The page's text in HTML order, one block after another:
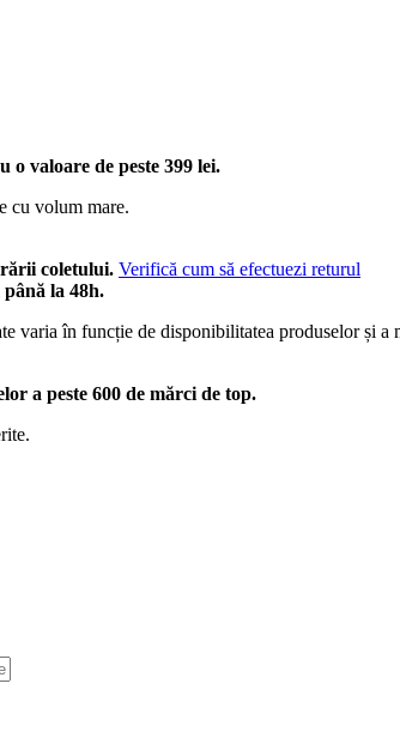
valoare de peste 399 lei.
cu volum mare.
coletului. Verifică cum să efectuezi returul
la 48h.
varia în funcție de disponibilitatea produselor și a
a peste 600 de mărci de top.